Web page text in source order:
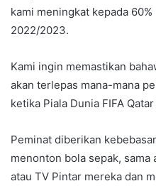
kami meningkat kepada
2022/2023.
Kami ingin memastikan
akan terlepas mana-mana
ketika Piala Dunia FIFA
Peminat diberikan
menonton bola sepak, sama
atau TV Pintar mereka dan